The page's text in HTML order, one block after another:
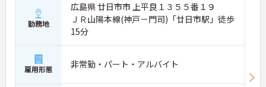
勤務地
広島県 廿日市市 上平良１３５５番１９
ＪＲ山陽本線(神戸－門司)「廿日市駅」徒歩
15分
雇用形態 非常勤・パート・アルバイト